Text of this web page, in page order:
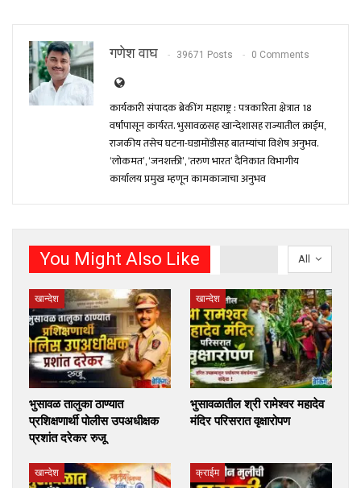
गणेश वाघ 39671 Posts 0 Comments
कार्यकारी संपादक ब्रेकींग महाराष्ट्र : पत्रकारिता क्षेत्रात 18
वर्षांपासून कार्यरत. भुसावळसह खान्देशासह राज्यातील क्राईम,
राजकीय तसेच घटना-घडामोंडीसह बातम्यांचा विशेष अनुभव.
‘लोकमत’, ‘जनशक्ती’, ‘तरुण भारत’ दैनिकात विभागीय
कार्यालय प्रमुख म्हणून कामकाजाचा अनुभव
All
You Might Also Like
खान्देश
भुसावळ तालुका ठाण्यात
प्रशिक्षणार्थी पोलीस उपअधीक्षक
प्रशांत दरेकर रुजू
खान्देश
भुसावळातील श्री रामेश्वर महादेव
मंदिर परिसरात वृक्षारोपण
खान्देश क्राईम